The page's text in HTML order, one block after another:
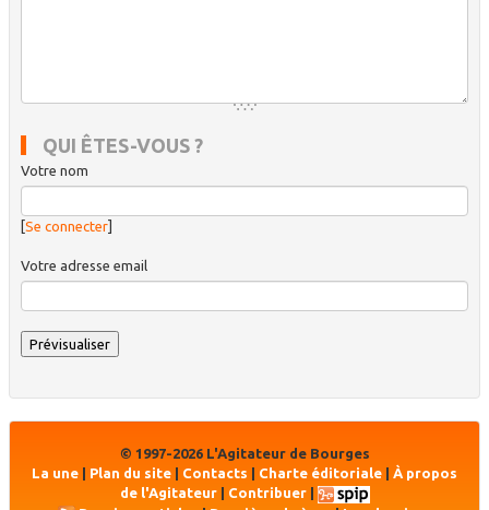
QUI ÊTES-VOUS ?
Votre nom
Se connecter]
Votre adresse email
© 1997-2026 L'Agitateur de Bourges
La une
Plan du site Contacts Charte éditoriale
À propos
de l'Agitateur| Contribuer|